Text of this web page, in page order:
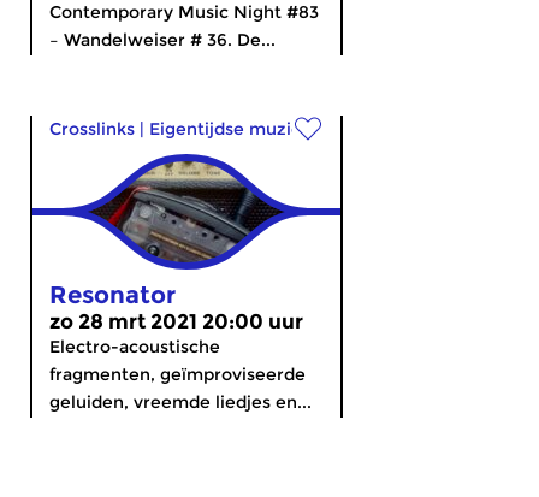
Contemporary Music Night #83
– Wandelweiser # 36. De...
Crosslinks | Eigentijdse muziek
Resonator
zo 28 mrt 2021 20:00 uur
Electro-acoustische
fragmenten, geïmproviseerde
geluiden, vreemde liedjes en...